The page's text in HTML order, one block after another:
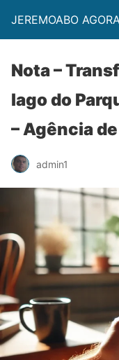
JEREMOABO
Nota –
lago do
– Agência
admin1